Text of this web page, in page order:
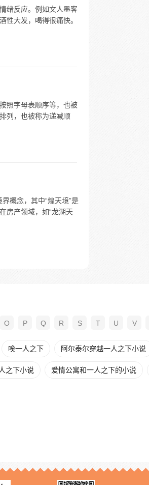
绪反应。例如文人墨客
性大发，喝得很痛快。
照字母表顺序等，也被
列，也被称为递减顺
概念，其中“煌天境”是
房产领域，如“龙湖天
O P Q R S T U V
唉一人之下 阿尔泰尔穿越一人之下小说
之下小说 爱情公寓和一人之下的小说